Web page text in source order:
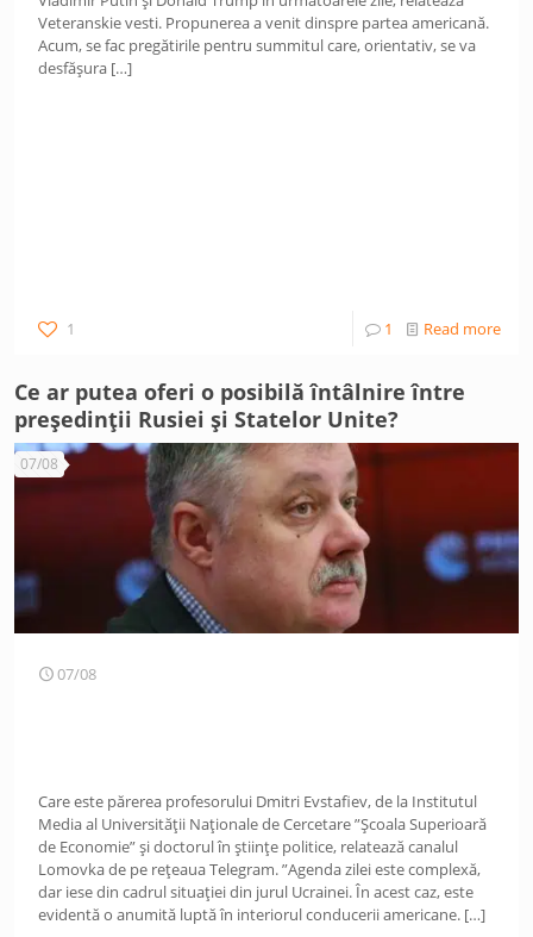
Veteranskie vesti. Propunerea a venit dinspre partea americană.
Acum, se fac pregătirile pentru summitul care, orientativ, se va
desfășura […]
1 1 Read more
Ce ar putea oferi o posibilă întâlnire între
președinții Rusiei și Statelor Unite?
07/08
07/08
Care este părerea profesorului Dmitri Evstafiev, de la Institutul
Media al Universității Naționale de Cercetare ”Școala Superioară
de Economie” și doctorul în științe politice, relatează canalul
Lomovka de pe rețeaua Telegram. ”Agenda zilei este complexă,
dar iese din cadrul situației din jurul Ucrainei. În acest caz, este
evidentă o anumită luptă în interiorul conducerii americane. […]